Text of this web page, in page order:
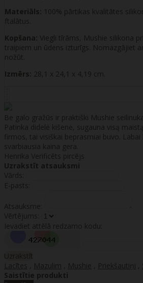
Materiāls: 100% pārtikas kvalitātes
ftalātus.
Kopšana: Viegli tīrāms, Mushie silikona
traipiem un ūdens izturīgs. Nomazgājiet
nožūt.
Izmērs: 28,1 x 24,1 x 4,19 cm.
Be galo gražūs ir praktiški Mushie
Patinka didelė kišenė, sugauna visą
firmos, tai visiškai beprasmiai buvo.
svarbiausia kaina gera.
Henrika Verificēts pircējs
Uzrakstīt atsauksmi
Vārds:
E-pasts:
Atsauksme:
Vērtējums:
Ievadiet attēlā redzamo kodu:
Uzrakstīt
Lacītes , Mazulim , Mushie , Priekšautiņi ,
Saistītie produkti